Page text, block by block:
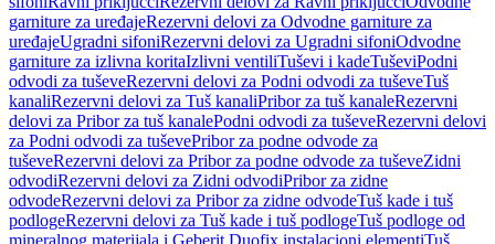
garniture za uređajeRezervni delovi za Odvodne garniture za
uređajeUgradni sifoniRezervni delovi za Ugradni sifoniOdvodne
garniture za izlivna koritaIzlivni ventiliTuševi i kadeTuševiPodni
odvodi za tuševeRezervni delovi za Podni odvodi za tuševeTuš
kanaliRezervni delovi za Tuš kanaliPribor za tuš kanaleRezervni
delovi za Pribor za tuš kanalePodni odvodi za tuševeRezervni delovi
za Podni odvodi za tuševePribor za podne odvode za
tuševeRezervni delovi za Pribor za podne odvode za tuševeZidni
odvodiRezervni delovi za Zidni odvodiPribor za zidne
odvodeRezervni delovi za Pribor za zidne odvodeTuš kade i tuš
podlogeRezervni delovi za Tuš kade i tuš podlogeTuš podloge od
mineralnog materijala i Geberit Duofix instalacioni elementiTuš